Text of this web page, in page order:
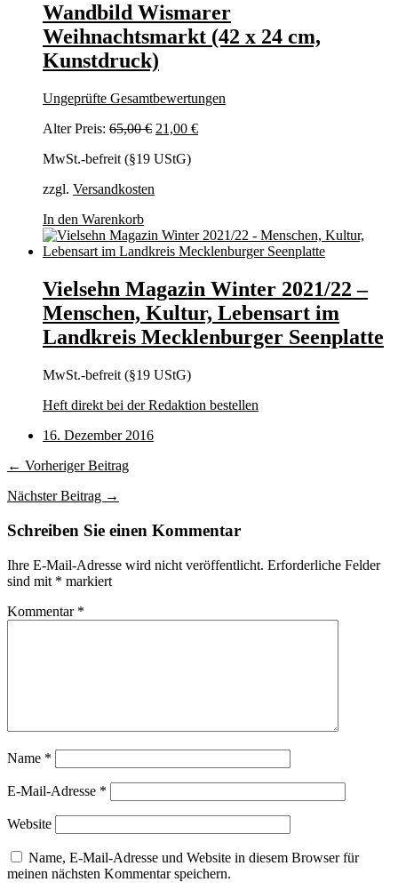
Wandbild Wismarer
Weihnachtsmarkt (42 x 24 cm,
Kunstdruck)
Ungeprüfte Gesamtbewertungen
Alter Preis: 65,00€ Ursprünglicher
war:
21,00 €Aktueller
MwSt.-befreit (§19 UStG)
zzgl. Versandkosten
In den Warenkorb
Vielsehn Magazin Winter 2021/22 –
Menschen, Kultur, Lebensart im
Landkreis Mecklenburger Seenplatte
MwSt.-befreit (§19 UStG)
Heft direkt bei der Redaktion bestellen
16. Dezember 2016
← Vorheriger Beitrag
Nächster Beitrag →
Schreiben Sie einen Kommentar
Ihre E-Mail-Adresse wird nicht veröffentlicht. Erforderliche Felder
sind mit * markiert
Kommentar *
Name *
E-Mail-Adresse *
Website
Name, E-Mail-Adresse und Website in diesem Browser für
meinen nächsten Kommentar speichern.